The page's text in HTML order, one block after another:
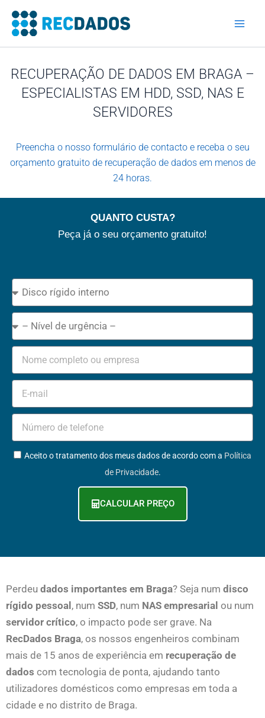
RECUPERAÇÃO DE DADOS EM BRAGA –
ESPECIALISTAS EM HDD, SSD, NAS E
SERVIDORES
Preencha o nosso formulário de contacto e receba o seu
orçamento gratuito de recuperação de dados em menos de
24 horas.
QUANTO CUSTA?
Peça já o seu orçamento gratuito!
Device
Type
Emergency
Name
Email
Phone
+351
GDPRAceito o tratamento dos meus dados de acordo com a Política
de Privacidade.
CALCULAR PREÇO
Perdeu dados importantes em Braga? Seja num disco
rígido pessoal, num SSD, num NAS empresarial ou num
servidor crítico, o impacto pode ser grave. Na
RecDados Braga, os nossos engenheiros combinam
mais de 15 anos de experiência em recuperação de
dados com tecnologia de ponta, ajudando tanto
utilizadores domésticos como empresas em toda a
cidade e no distrito de Braga.